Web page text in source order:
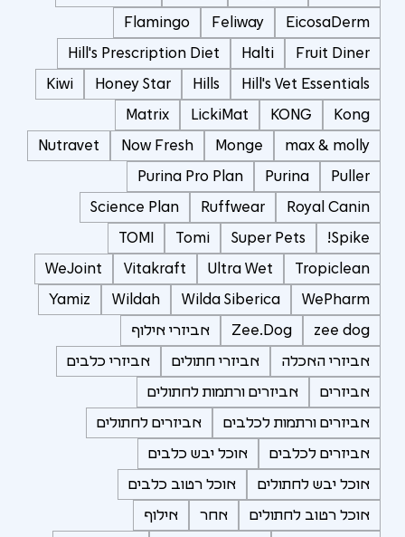
EicosaDerm
Feliway
Flamingo
Fruit Diner
Halti
Hill's Prescription Diet
Hill's Vet Essentials
Hills
Honey Star
Kiwi
Kong
KONG
LickiMat
Matrix
max & molly
Monge
Now Fresh
Nutravet
Puller
Purina
Purina Pro Plan
Royal Canin
Ruffwear
Science Plan
Spike!
Super Pets
Tomi
TOMI
Tropiclean
Ultra Wet
Vitakraft
WeJoint
WePharm
Wilda Siberica
Wildah
Yamiz
zee dog
Zee.Dog אביזרי אילוף
אביזרי האכלה אביזרי חתולים אביזרי כלבים
אביזרים אביזרים ורתמות לחתולים
אביזרים ורתמות לכלבים אביזרים לחתולים
אביזרים לכלבים אוכל יבש כלבים
אוכל יבש לחתולים אוכל רטוב כלבים
אוכל רטוב לחתולים אחר אילוף